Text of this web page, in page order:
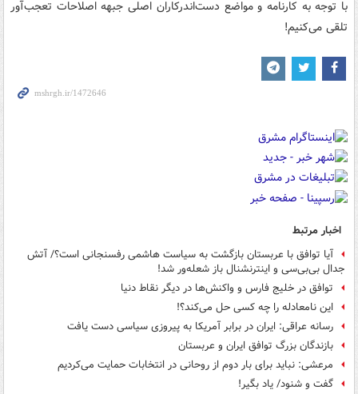
با توجه به کارنامه و مواضع دست‌اندرکاران اصلی جبهه اصلاحات تعجب‌آور
تلقی می‌کنیم!
اخبار مرتبط
آیا توافق با عربستان بازگشت به سیاست هاشمی رفسنجانی است؟/ آتش
جدال بی‌بی‌سی و اینترنشنال باز شعله‌ور شد!
توافق در خلیج فارس و واکنش‌ها در دیگر نقاط دنیا
این نامعادله را چه کسی حل می‌کند؟!
رسانه عراقی: ایران در برابر آمریکا به پیروزی سیاسی دست یافت
بازندگان بزرگ توافق ایران و عربستان
مرعشی: نباید برای بار دوم از روحانی در انتخابات حمایت می‌کردیم
گفت و شنود/ یاد بگیر!